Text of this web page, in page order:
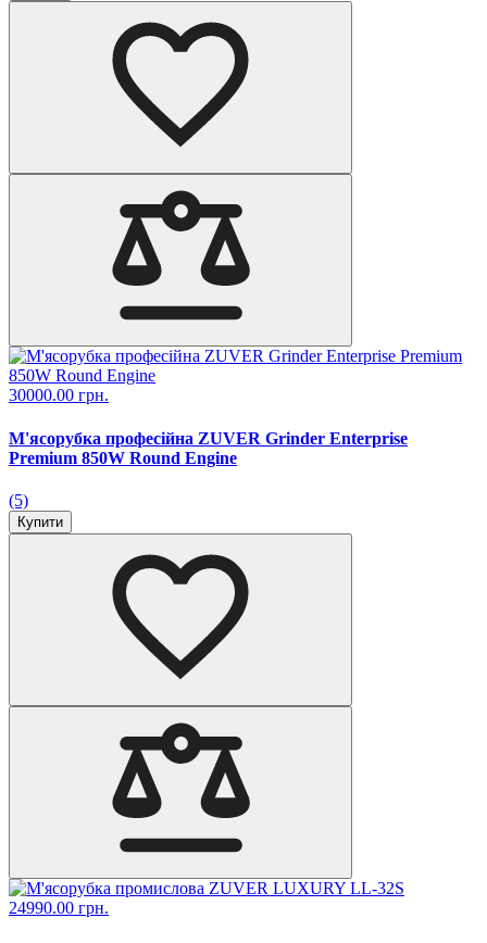
30000.00 грн.
М'ясорубка професійна ZUVER Grinder Enterprise
Premium 850W Round Engine
(5)
Купити
24990.00 грн.